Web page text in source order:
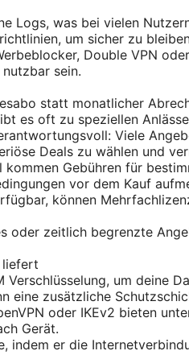
Logs, was bei vielen
um sicher zu
Double VPN
sein.
statt monatlicher
es oft zu speziellen
Viele
Deals zu wählen und
Gebühren für
vor dem Kauf
können
oder zeitlich begrenzte
liefert
um deine
eine zusätzliche
oder IKEv2 bieten
Gerät.
indem er die